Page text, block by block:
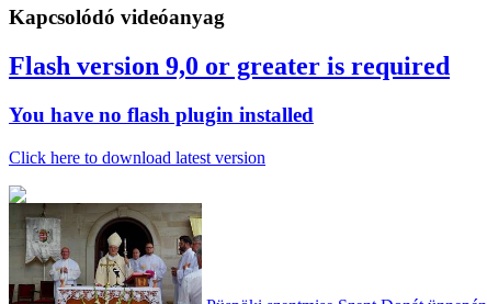
Kapcsolódó videóanyag
Flash version 9,0 or greater is required
You have no flash plugin installed
Click here to download latest version